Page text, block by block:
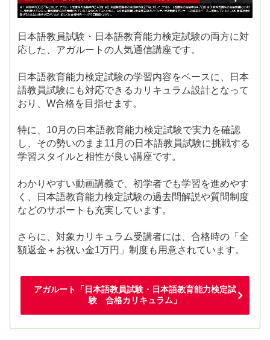
日本語教員試験・日本語教育能力検定試験の両方に対
応した、アガルートの人気通信講座です。
日本語教育能力検定試験の学習内容をベースに、日本
語教員試験にも対応できるカリキュラム設計となって
おり、W合格を目指せます。
特に、10月の日本語教育能力検定試験で実力を確認
し、その勢いのまま11月の日本語教員試験に挑戦する
学習スタイルと相性が良い講座です。
わかりやすい動画講義で、初学者でも学習を進めやす
く、日本語教育能力検定試験の過去問解説や質問制度
などのサポートも充実しています。
さらに、対象カリキュラム受講者には、合格時の「全
額返金＋お祝い金1万円」制度も用意されています。
アガルート「日本語教員試験・日本語教育能力検定試
験 合格カリキュラム」